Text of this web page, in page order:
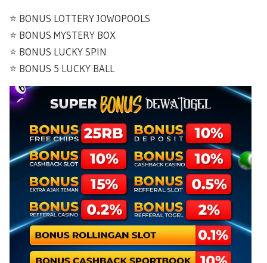
⭐️ BONUS LOTTERY JOWOPOOLS
⭐️ BONUS MYSTERY BOX
⭐️ BONUS LUCKY SPIN
⭐️ BONUS 5 LUCKY BALL